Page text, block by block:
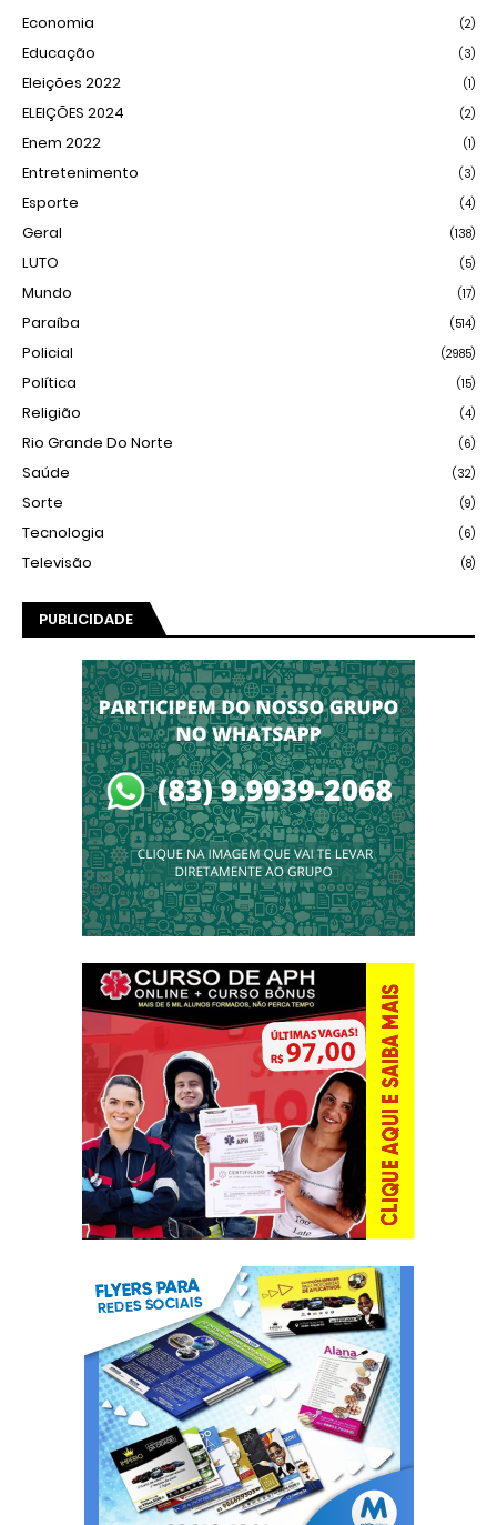
Economia (2)
Educação (3)
Eleições 2022 (1)
ELEIÇÕES 2024 (2)
Enem 2022 (1)
Entretenimento (3)
Esporte (4)
Geral (138)
LUTO (5)
Mundo (17)
Paraíba (514)
Policial (2985)
Política (15)
Religião (4)
Rio Grande Do Norte (6)
Saúde (32)
Sorte (9)
Tecnologia (6)
Televisão (8)
PUBLICIDADE